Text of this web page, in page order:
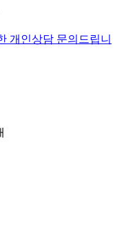
개인상담 문의드립니